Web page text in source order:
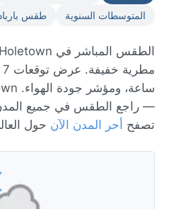
المتوسطات السنوية
طقس
ساعة، ومؤشر جودة الهواء. Holetown تقع في
— راجع الطقس في جميع
تصفح أحر المدن الآن حول